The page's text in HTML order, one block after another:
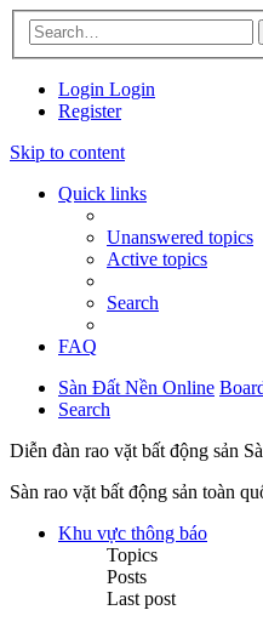
Login Login
Register
Skip to content
Quick links
Unanswered topics
Active topics
Search
FAQ
Sàn Đất Nền Online
Search
Diễn đàn rao vặt bất động sản
Sàn rao vặt bất động sản toàn
Khu vực thông báo
Topics
Posts
Last post